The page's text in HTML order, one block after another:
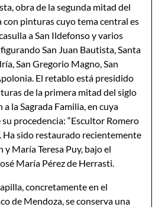
obra de la segunda mitad del
con pinturas cuyo tema central es
a San Ildefonso y varios
San Juan Bautista, Santa
San Gregorio Magno, San
El retablo está presidido
de la primera mitad del siglo
la Sagrada Familia, en cuya
procedencia: “Escultor Romero
Ha sido restaurado recientemente
María Teresa Puy, bajo el
María Pérez de Herrasti.
concretamente en el
de Mendoza, se conserva una